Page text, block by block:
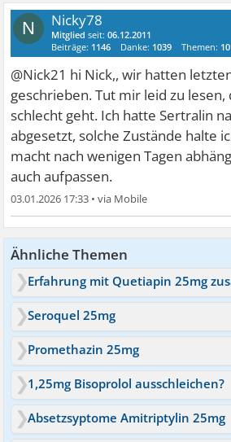
N Nicky78
Mitglied seit:06.12.2011
Beiträge: 1146 Danke: 1039 Themen:
@Nick21 hi Nick,, wir hatten
geschrieben. Tut mir leid zu lesen,
schlecht geht. Ich hatte Sertralin
abgesetzt, solche Zustände halte
macht nach wenigen Tagen
auch aufpassen.
03.01.2026 17:33 •
Ähnliche Themen
Seroquel 25mg
Promethazin 25mg
1,25mg Bisoprolol ausschleichen?
Absetzsyptome Amitriptylin 25mg